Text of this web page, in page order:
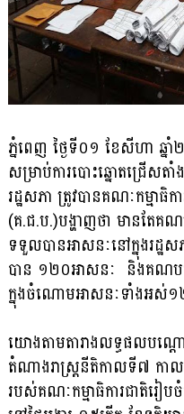
ភ្នំពេញ ថ្ងៃទី០១ ខែសីហា ឆ្
សម្រាប់ការបោះឆ្នោតជ្រើសត
រដ្ឋសភា ត្រូវបានគណៈកម្មាធិក
(គ.ជ.ប.)បង្ហាញថា មានត
ទទួលបានអាសនៈនៅក្នុងរដ្ឋ
បាន ១២០អាសនៈ និងគណប
ក្នុងចំណោមអាសនៈទាំងអស់១
យោងតាមតារាងលទ្ធផលបណ្តោ
តំណាងរាស្ត្រនីតិកាលទី៧ កាល
របស់គណៈកម្មាធិការជាតិរៀបចំ